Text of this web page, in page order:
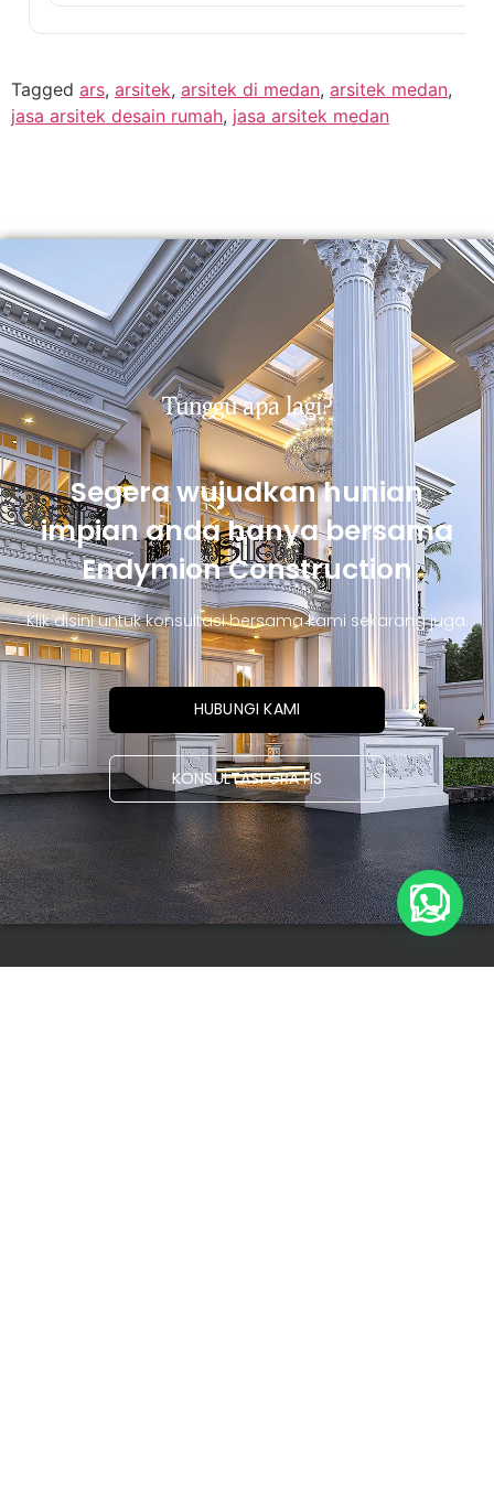
Tagged ars, arsitek, arsitek di medan, arsitek medan,
jasa arsitek desain rumah, jasa arsitek medan
Tunggu apa lagi?
Segera wujudkan hunian
impian anda hanya bersama
Endymion Construction
Klik disini untuk konsultasi bersama kami sekarang juga.
HUBUNGI KAMI
KONSULTASI GRATIS